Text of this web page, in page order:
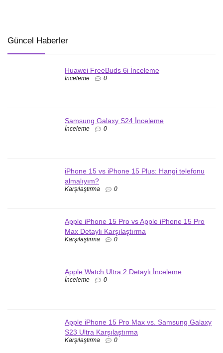
Güncel Haberler
Huawei FreeBuds 6i İnceleme
İnceleme 0
Samsung Galaxy S24 İnceleme
İnceleme 0
iPhone 15 vs iPhone 15 Plus: Hangi telefonu
almalıyım?
Karşılaştırma 0
Apple iPhone 15 Pro vs Apple iPhone 15 Pro
Max Detaylı Karşılaştırma
Karşılaştırma 0
Apple Watch Ultra 2 Detaylı İnceleme
İnceleme 0
Apple iPhone 15 Pro Max vs. Samsung Galaxy
S23 Ultra Karşılaştırma
Karşılaştırma 0